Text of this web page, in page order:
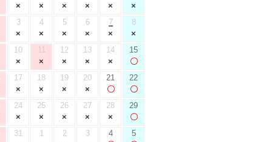
3 4 5 6 7 8
10 11 12 13 14 15
17 18 19 20 21 22
24 25 26 27 28 29
31 1 2 3 4 5